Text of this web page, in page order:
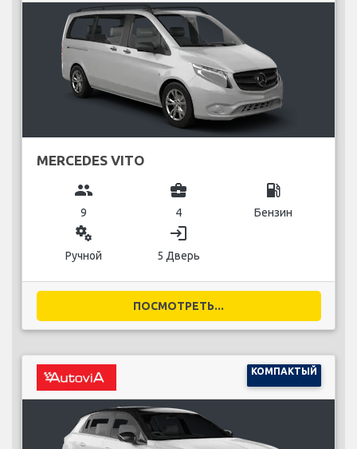
MERCEDES VITO
group
9
business_center
4
local_gas_station
Бензин
miscellaneous_services
Ручной
login
5 Дверь
ПОСМОТРЕТЬ...
КОМПАКТЫЙ